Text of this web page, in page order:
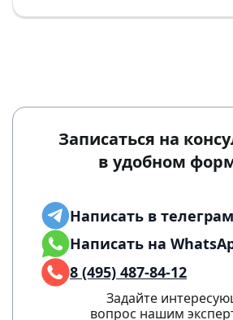
Записаться на
в удобном
Написать в телеграм
Написать на
8 (495) 487-84-12
Задайте
вопрос нашим